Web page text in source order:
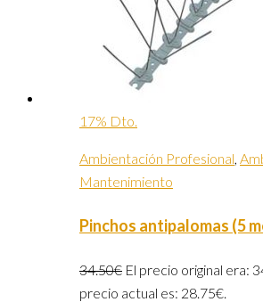
17% Dto.
Ambientación Profesional,
Mantenimiento
Pinchos antipalomas (5
34.50€ El precio original era:
precio actual es: 28.75€.